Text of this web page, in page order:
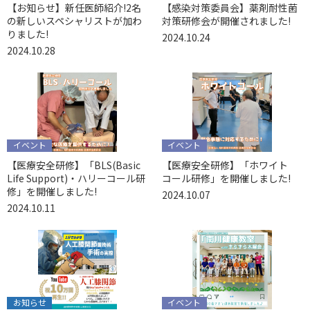
【お知らせ】新任医師紹介!2名
の新しいスペシャリストが加わ
りました!
2024.10.28
【感染対策委員会】薬剤耐性菌
対策研修会が開催されました!
2024.10.24
イベント
【医療安全研修】「BLS(Basic
Life Support)・ハリーコール研
修」を開催しました!
2024.10.11
イベント
【医療安全研修】「ホワイト
コール研修」を開催しました!
2024.10.07
お知らせ イベント